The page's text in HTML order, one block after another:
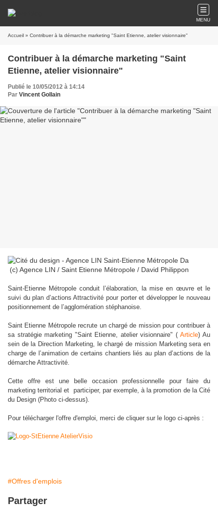
MENU
Accueil » Contribuer à la démarche marketing "Saint Etienne, atelier visionnaire"
Contribuer à la démarche marketing "Saint
Etienne, atelier visionnaire"
Publié le 10/05/2012 à 14:14
Par Vincent Gollain
(c) Agence LIN / Saint Etienne Métropole / David Philippon
Saint-Etienne Métropole conduit l’élaboration, la mise en œuvre et le
suivi du plan d’actions Attractivité pour porter et développer le nouveau
positionnement de l’agglomération stéphanoise.
Saint Etienne Métropole recrute un chargé de mission pour contribuer à
sa stratégie marketing "Saint Etienne, atelier visionnaire" ( Article) Au
sein de la Direction Marketing, le chargé de mission Marketing sera en
charge de l’animation de certains chantiers liés au plan d’actions de la
démarche Attractivité.
Cette offre est une belle occasion professionnelle pour faire du
marketing territorial et participer, par exemple, à la promotion de la Cité
du Design (Photo ci-dessus).
Pour télécharger l'offre d'emploi, merci de cliquer sur le logo ci-après :
#Offres d'emplois
Partager